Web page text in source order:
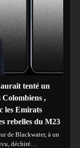
tenté un
Colombiens ,
les Emirats
rebelles du M23
de Blackwater, à un
déchiré…